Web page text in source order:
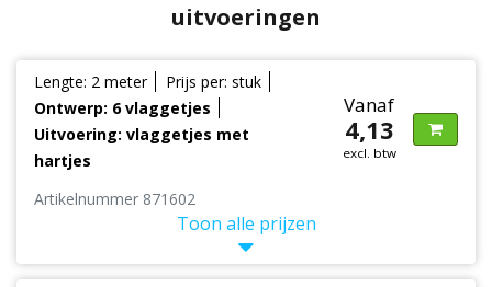
uitvoeringen
Lengte: 2 meter
Prijs per: stuk
Ontwerp: 6 vlaggetjes
Uitvoering: vlaggetjes met
hartjes
Vanaf
4,13
excl. btw
Artikelnummer 871602
Toon alle prijzen